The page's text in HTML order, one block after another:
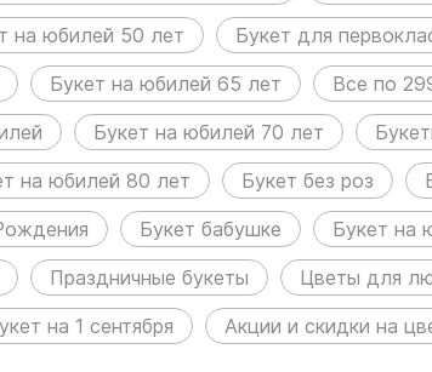
на юбилей 50 лет Букет для
Букет на юбилей 65 лет Все по
Букет на юбилей 70 лет
на юбилей 80 лет Букет без роз
Букет бабушке Букет на
Праздничные букеты Цветы для
на 1 сентября Акции и скидки на